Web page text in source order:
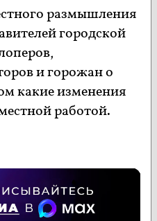
размышления
городской
и горожан о
какие изменения
работой.